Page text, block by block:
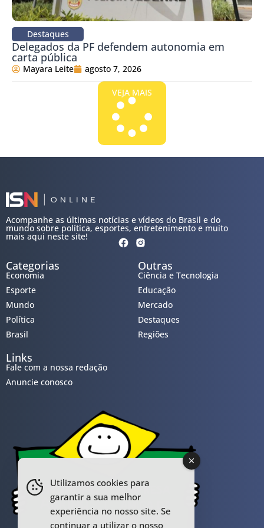
Destaques
Delegados da PF defendem autonomia em
carta pública
Mayara Leite agosto 7, 2026
VEJA MAIS
Acompanhe as últimas notícias e vídeos do Brasil e do
mundo sobre política, esportes, entretenimento e muito
mais aqui neste site!
Categorias
Economia
Esporte
Mundo
Política
Brasil
Outras
Ciência e Tecnologia
Educação
Mercado
Destaques
Regiões
Links
Fale com a nossa redação
Anuncie conosco
Utilizamos cookies para
garantir a sua melhor
experiência no nosso site. Se
continuar a utilizar o nosso